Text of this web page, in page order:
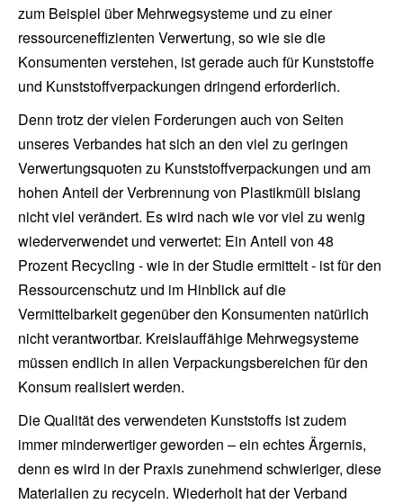
zum Beispiel über Mehrwegsysteme und zu einer
ressourceneffizienten Verwertung, so wie sie die
Konsumenten verstehen, ist gerade auch für Kunststoffe
und Kunststoffverpackungen dringend erforderlich.
Denn trotz der vielen Forderungen auch von Seiten
unseres Verbandes hat sich an den viel zu geringen
Verwertungsquoten zu Kunststoffverpackungen und am
hohen Anteil der Verbrennung von Plastikmüll bislang
nicht viel verändert. Es wird nach wie vor viel zu wenig
wiederverwendet und verwertet: Ein Anteil von 48
Prozent Recycling - wie in der Studie ermittelt - ist für den
Ressourcenschutz und im Hinblick auf die
Vermittelbarkeit gegenüber den Konsumenten natürlich
nicht verantwortbar. Kreislauffähige Mehrwegsysteme
müssen endlich in allen Verpackungsbereichen für den
Konsum realisiert werden.
Die Qualität des verwendeten Kunststoffs ist zudem
immer minderwertiger geworden – ein echtes Ärgernis,
denn es wird in der Praxis zunehmend schwieriger, diese
Materialien zu recyceln. Wiederholt hat der Verband